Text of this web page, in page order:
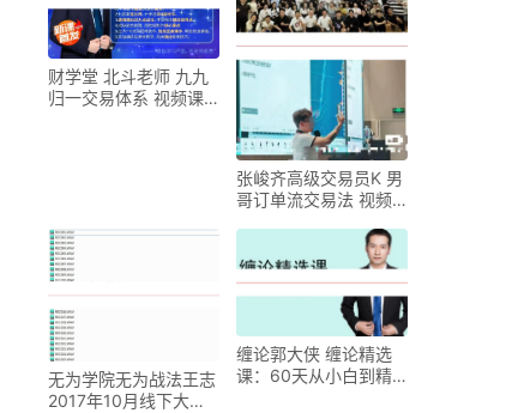
财学堂 北斗老师 九九
归一交易体系 视频课
张峻齐高级交易员K 男
哥订单流交易法 视频
无为学院无为战法王志
2017年10月线下大课
缠论郭大侠 缠论精选
课：60天从小白到精